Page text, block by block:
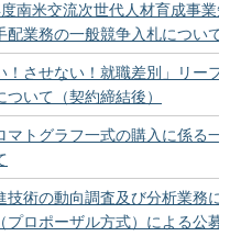
南米交流次世代人材育成事業
配業務の一般競争入札について
！させない！就職差別」リーフ
ついて（契約締結後）
マトグラフ一式の購入に係る一
技術の動向調査及び分析業務に
プロポーザル方式）による公募